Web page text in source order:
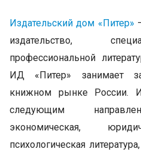
Издательский дом «Питер»
издательство,
профессиональной
ИД «Питер» занимает
книжном рынке России.
следующим
экономическая,
психологическая